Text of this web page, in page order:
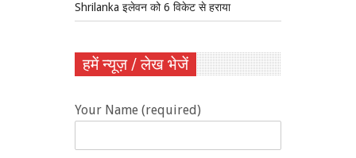
Shrilanka इलेवन को 6 विकेट से हराया
हमें न्यूज़ / लेख भेजें
Your Name (required)